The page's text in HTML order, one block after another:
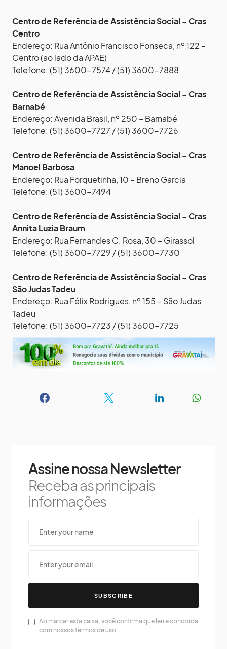
Centro de Referência de Assistência Social – Cras
Centro
Endereço: Rua Antônio Francisco Fonseca, nº 122 –
Centro (ao lado da APAE)
Telefone: (51) 3600-7574 / (51) 3600-7888
Centro de Referência de Assistência Social – Cras
Barnabé
Endereço: Avenida Brasil, nº 250 – Barnabé
Telefone: (51) 3600-7727 / (51) 3600-7726
Centro de Referência de Assistência Social – Cras
Manoel Barbosa
Endereço: Rua Forquetinha, 10 – Breno Garcia
Telefone: (51) 3600-7494
Centro de Referência de Assistência Social – Cras
Annita Luzia Braum
Endereço: Rua Fernandes C. Rosa, 30 – Girassol
Telefone: (51) 3600-7729 / (51) 3600-7730
Centro de Referência de Assistência Social – Cras
São Judas Tadeu
Endereço: Rua Félix Rodrigues, nº 155 – São Judas
Tadeu
Telefone: (51) 3600-7723 / (51) 3600-7725
Assine nossa Newsletter
Receba as principais
informações
SUBSCRIBE
Ao marcar esta caixa, você confirma que leu e concorda
com nossos termos de uso.